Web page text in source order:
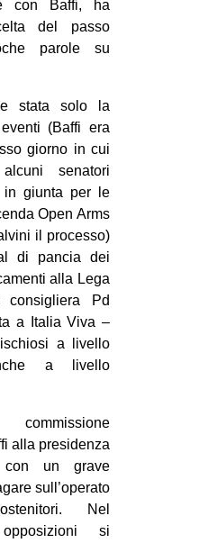
ORIENTE
in
tw
con Baffi, ha
del passo
parole su
stata solo la
(Baffi era
giorno in cui
senatori
in giunta per le
Open Arms
il processo)
di pancia dei
alla Lega
consigliera Pd
a Italia Viva –
a livello
a livello
alla presidenza
con un grave
sull’operato
Nel
si